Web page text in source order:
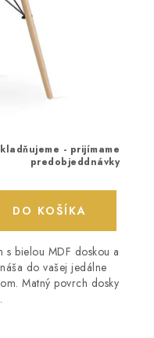
- prijímame
predobjeddnávky
DO KOŠÍKA
bielou MDF doskou a
do vašej jedálne
Matný povrch dosky